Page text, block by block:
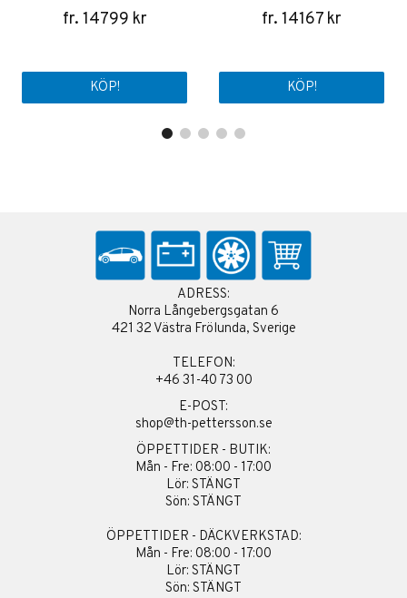
fr. 14799 kr
KÖP!
fr. 14167 kr
KÖP!
ADRESS:
Norra Långebergsgatan 6
421 32 Västra Frölunda, Sverige
TELEFON:
+46 31-40 73 00
E-POST:
shop@th-pettersson.se
ÖPPETTIDER - BUTIK:
Mån - Fre: 08:00 - 17:00
Lör: STÄNGT
Sön: STÄNGT
ÖPPETTIDER - DÄCKVERKSTAD:
Mån - Fre: 08:00 - 17:00
Lör: STÄNGT
Sön: STÄNGT